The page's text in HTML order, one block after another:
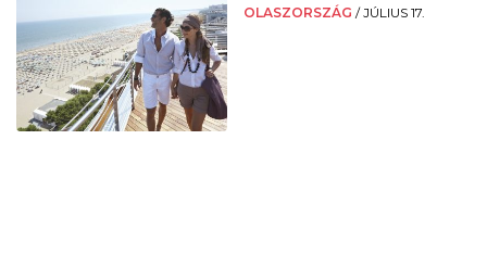
OLASZORSZÁG /JÚLIUS 17.